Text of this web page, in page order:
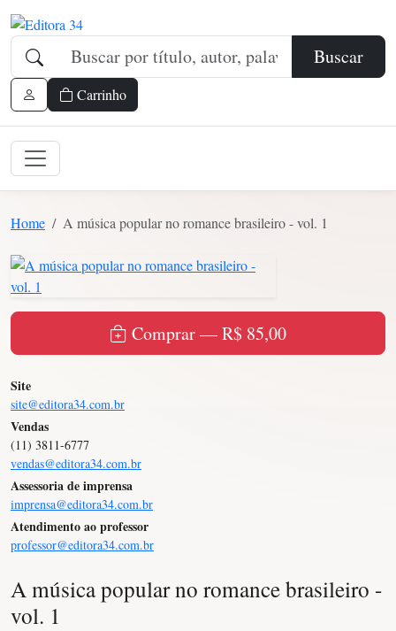
Buscar
Carrinho
Home A música popular no romance brasileiro - vol. 1
Comprar — R$ 85,00
Site
site@editora34.com.br
Vendas
(11) 3811-6777
vendas@editora34.com.br
Assessoria de imprensa
imprensa@editora34.com.br
Atendimento ao professor
professor@editora34.com.br
A música popular no romance brasileiro -
vol. 1